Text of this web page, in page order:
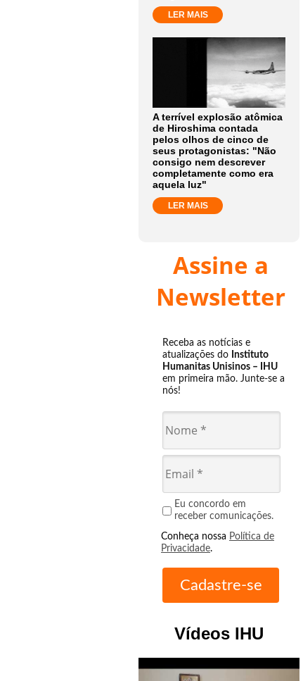
LER MAIS
A terrível explosão atômica
de Hiroshima contada
pelos olhos de cinco de
seus protagonistas: "Não
consigo nem descrever
completamente como era
aquela luz"
LER MAIS
Assine a
Newsletter
Receba as notícias e
atualizações do Instituto
Humanitas Unisinos – IHU
em primeira mão. Junte-se a
nós!
Eu concordo em
receber comunicações.
Conheça nossa Política de
Privacidade.
Vídeos IHU